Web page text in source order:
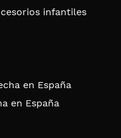
infantiles
en España
en España